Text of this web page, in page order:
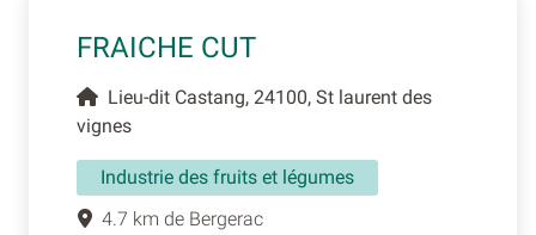
FRAICHE CUT
Lieu-dit Castang, 24100, St laurent des
vignes
Industrie des fruits et légumes
4.7 km de Bergerac